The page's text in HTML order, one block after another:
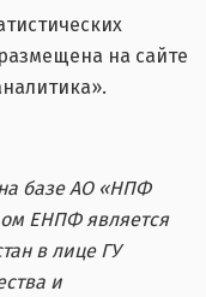
на сайте
на базе АО «НПФ
ЕНПФ является
в лице ГУ
и